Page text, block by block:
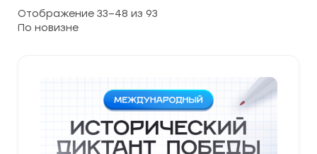
Отображение 33–48 из 93